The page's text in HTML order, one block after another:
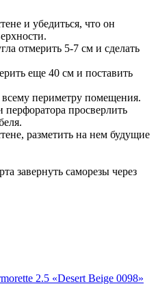
и убедиться, что он
отмерить 5-7 см и сделать
еще 40 см и поставить
периметру помещения.
просверлить
разметить на нем будущие
завернуть саморезы через